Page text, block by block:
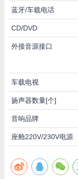
蓝牙/车载电话
CD/DVD
外接音源接口
车载电视
扬声器数量[个]
音响品牌
座舱220V/230V电源